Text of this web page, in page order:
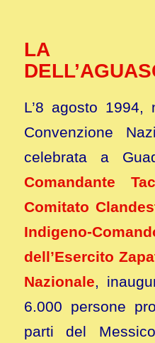
LA
L’8 agosto 1994,
Convenzione
celebrata a
Comandante
Comitato
Indigeno-
dell’Esercito
Nazionale ,
6.000 persone
parti del